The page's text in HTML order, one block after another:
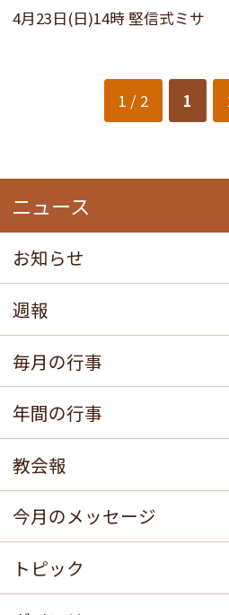
4月23日(日)14時 堅信式ミサ
1 / 2 1
ニュース
お知らせ
週報
毎月の行事
年間の行事
教会報
今月のメッセージ
トピック